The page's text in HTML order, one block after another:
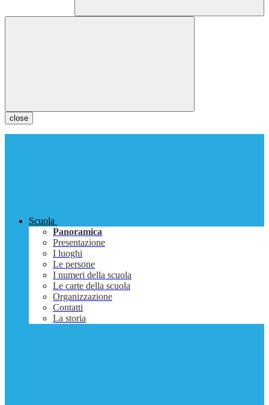
close
Scuola
Panoramica
Presentazione
I luoghi
Le persone
I numeri della scuola
Le carte della scuola
Organizzazione
Contatti
La storia